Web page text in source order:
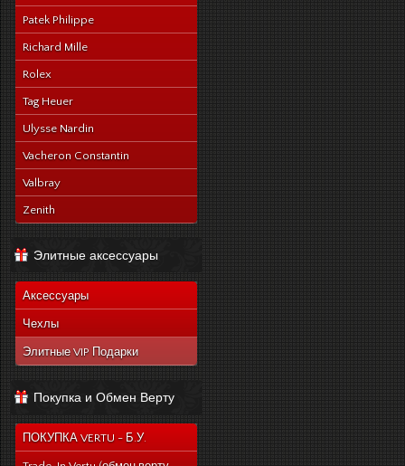
Patek Philippe
Richard Mille
Rolex
Tag Heuer
Ulysse Nardin
Vacheron Constantin
Valbray
Zenith
Элитные аксессуары
Аксессуары
Чехлы
Элитные VIP Подарки
Покупка и Обмен Верту
ПОКУПКА VERTU - Б.У.